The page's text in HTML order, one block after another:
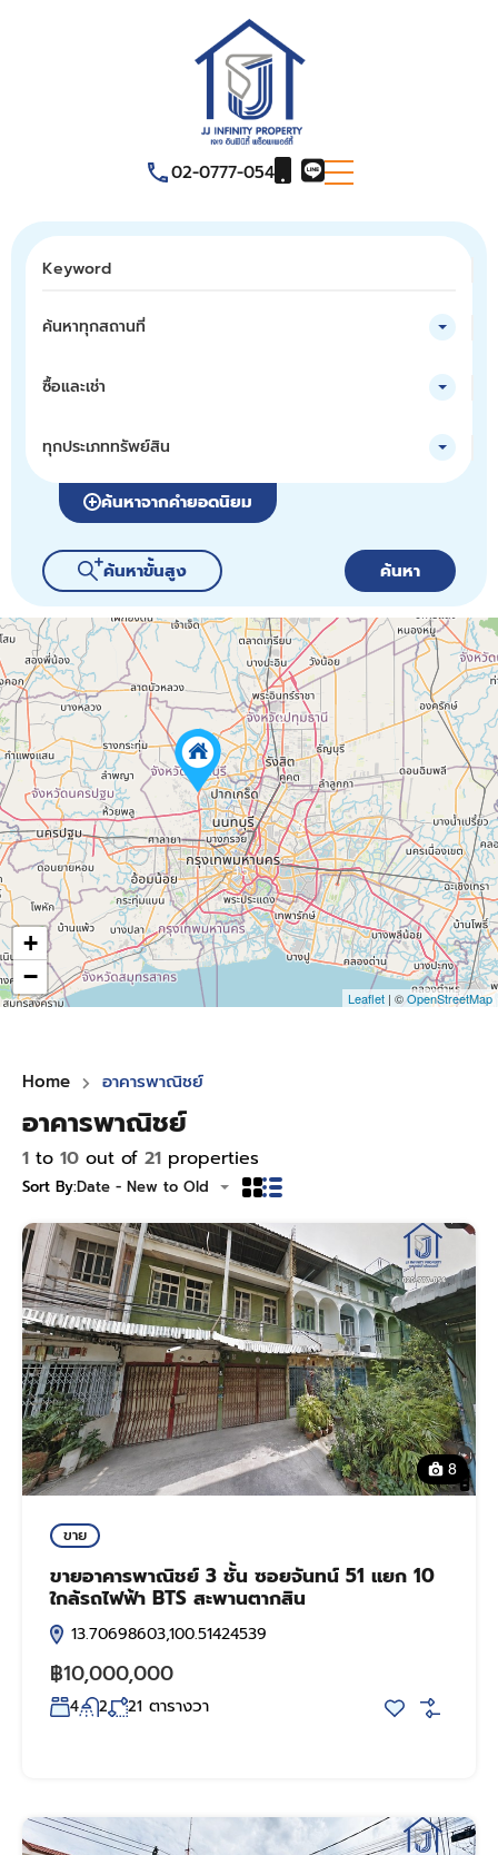
02-0777-054
ค้นหาทุกสถานที่
ซื้อและเช่า
ทุกประเภททรัพย์สิน
ค้นหาจากคำยอดนิยม
ค้นหาขั้นสูง ค้นหา
2
3
15
+
−
Leaflet | ©OpenStreetMap
Home อาคารพาณิชย์
อาคารพาณิชย์
1 to 10 out of 21 properties
Sort By:Date - New to Old
8
ขาย
ขายอาคารพาณิชย์ 3 ชั้น ซอยจันทน์ 51 แยก 10
ใกล้รถไฟฟ้า BTS สะพานตากสิน
13.70698603,100.51424539
฿10,000,000
4 2 21 ตารางวา